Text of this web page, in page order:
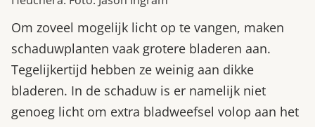
Om zoveel mogelijk licht op te vangen, maken
schaduwplanten vaak grotere bladeren aan.
Tegelijkertijd hebben ze weinig aan dikke
bladeren. In de schaduw is er namelijk niet
genoeg licht om extra bladweefsel volop aan het